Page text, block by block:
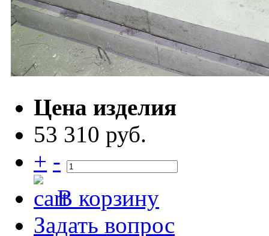
Цена изделия
53 310 руб.
+ -
В корзину
Задать вопрос